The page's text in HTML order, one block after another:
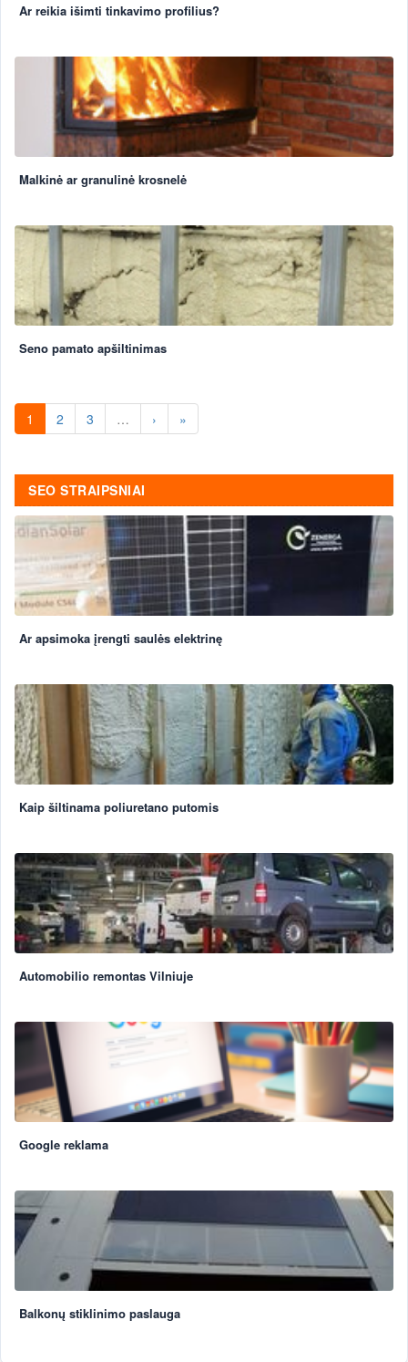
Ar reikia išimti tinkavimo profilius?
Malkinė ar granulinė krosnelė
Seno pamato apšiltinimas
1 2 3 … › »
SEO STRAIPSNIAI
Ar apsimoka įrengti saulės elektrinę
Kaip šiltinama poliuretano putomis
Automobilio remontas Vilniuje
Google reklama
Balkonų stiklinimo paslauga